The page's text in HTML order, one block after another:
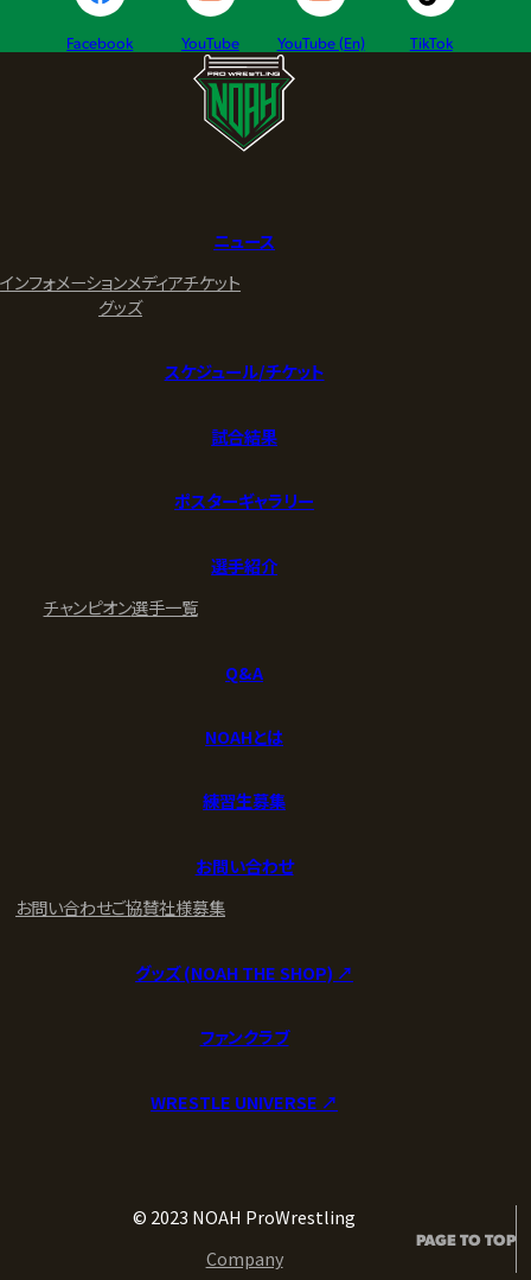
Facebook YouTube YouTube (En) TikTok
ニュース
インフォメーションメディアチケット
グッズ
スケジュール/チケット
試合結果
ポスターギャラリー
選手紹介
チャンピオン選手一覧
Q&A
NOAHとは
練習生募集
お問い合わせ
お問い合わせご協賛社様募集
グッズ (NOAH THE SHOP) ↗︎
ファンクラブ
WRESTLE UNIVERSE ↗︎
© 2023 NOAH ProWrestling
Company
PAGE TO TOP